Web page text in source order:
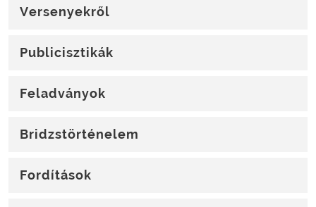
Versenyekről
Publicisztikák
Feladványok
Bridzstörténelem
Fordítások